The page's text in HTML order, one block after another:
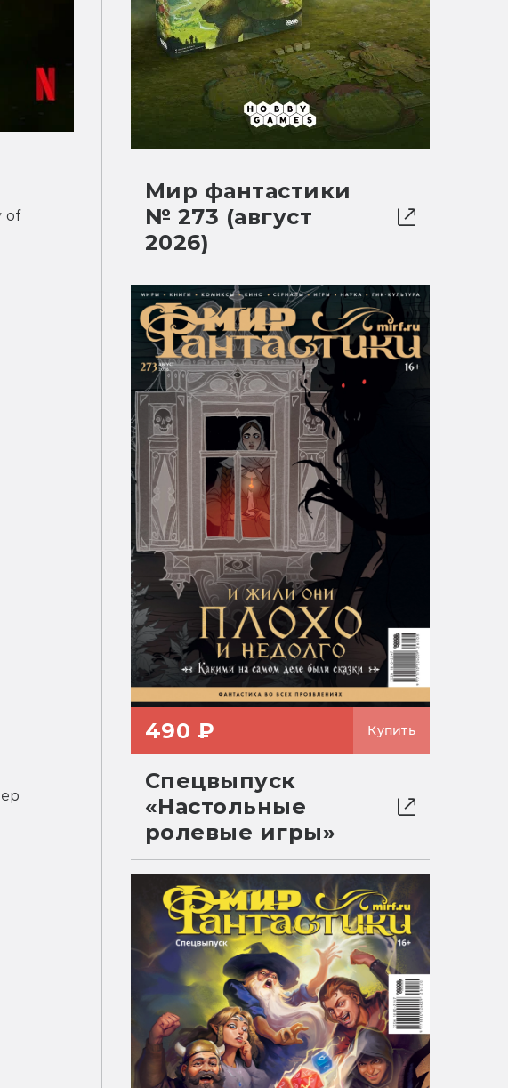
of
Мир фантастики
№ 273 (август
2026)
490 ₽ Купить
Спецвыпуск
«Настольные
ролевые игры»